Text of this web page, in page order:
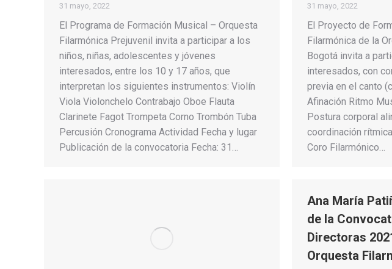
31 mayo, 2022
El Programa de Formación Musical – Orquesta
Filarmónica Prejuvenil invita a participar a los
niños, niñas, adolescentes y jóvenes
interesados, entre los 10 y 17 años, que
interpretan los siguientes instrumentos: Violín
Viola Violonchelo Contrabajo Oboe Flauta
Clarinete Fagot Trompeta Corno Trombón Tuba
Percusión Cronograma Actividad Fecha y lugar
Publicación de la convocatoria Fecha: 31…
31 mayo, 2022
El Proyecto de
Filarmónica de la
Bogotá invita a
interesados, con
previa en el canto
Afinación Ritmo
Postura corporal
coordinación
Coro Filarmónico…
Ana María
de la
Directoras
Orquesta